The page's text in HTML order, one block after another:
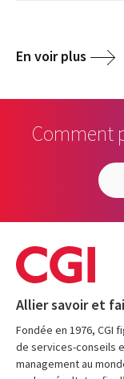
En voir plus
Comment
Allier savoir et
Fondée en 1976, CGI
de services-conseils
management au